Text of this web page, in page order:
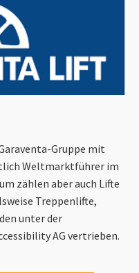
Gruppe mit
Weltmarktführer im
zählen aber auch Lifte
Treppenlifte,
unter der
AG vertrieben.